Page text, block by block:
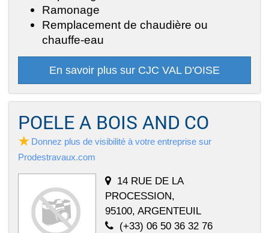
Ramonage
Remplacement de chaudière ou
chauffe-eau
En savoir plus sur CJC VAL D'OISE
POELE A BOIS AND CO
Donnez plus de visibilité à votre entreprise sur
Prodestravaux.com
14 RUE DE LA
PROCESSION,
95100, ARGENTEUIL
(+33) 06 50 36 32 76